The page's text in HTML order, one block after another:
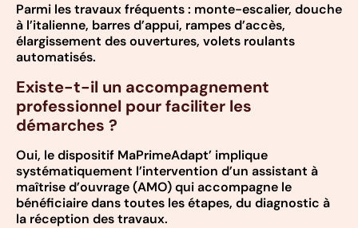
Parmi les travaux fréquents : monte-escalier, douche
à l’italienne, barres d’appui, rampes d’accès,
élargissement des ouvertures, volets roulants
automatisés.
Existe-t-il un accompagnement
professionnel pour faciliter les
démarches ?
Oui, le dispositif MaPrimeAdapt’ implique
systématiquement l’intervention d’un assistant à
maîtrise d’ouvrage (AMO) qui accompagne le
bénéficiaire dans toutes les étapes, du diagnostic à
la réception des travaux.